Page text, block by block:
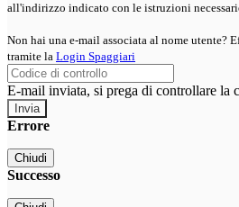
all'indirizzo indicato con le istruzioni
Non hai una e-mail associata al nome utente?
tramite la Login Spaggiari
E-mail inviata, si prega di controllare la
Errore
Chiudi
Successo